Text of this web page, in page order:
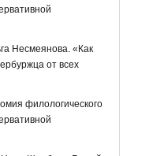
Несмеянова. «Как
от всех
филологического